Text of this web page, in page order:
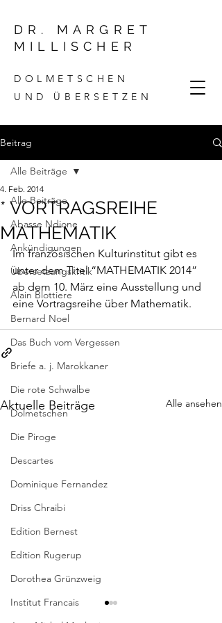
DR. MARGRET
MILLISCHER
DOLMETSCHEN
UND ÜBERSETZEN
Beitrag
Alle Beiträge
Abasse Ndione
Ankündigungen
Übersetzungskritik
Alain Blottiere
Bernard Noel
Das Buch vom Vergessen
Briefe a. j. Marokkaner
Die rote Schwalbe
Dolmetschen
Die Piroge
Descartes
Dominique Fernandez
Driss Chraibi
Edition Bernest
Edition Rugerup
Dorothea Grünzweig
Institut Francais
Alle Beiträge
* VORTRAGSREIHE
MATHEMATIK
4. Feb. 2014
Im französischen Kulturinstitut gibt es
unter dem Titel “MATHEMATIK 2014”
ab dem 10. März eine Ausstellung und
eine Vortragsreihe über Mathematik.
Aktuelle Beiträge Alle ansehen